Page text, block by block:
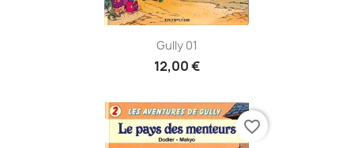
Gully 01
12,00 €
favorite_border